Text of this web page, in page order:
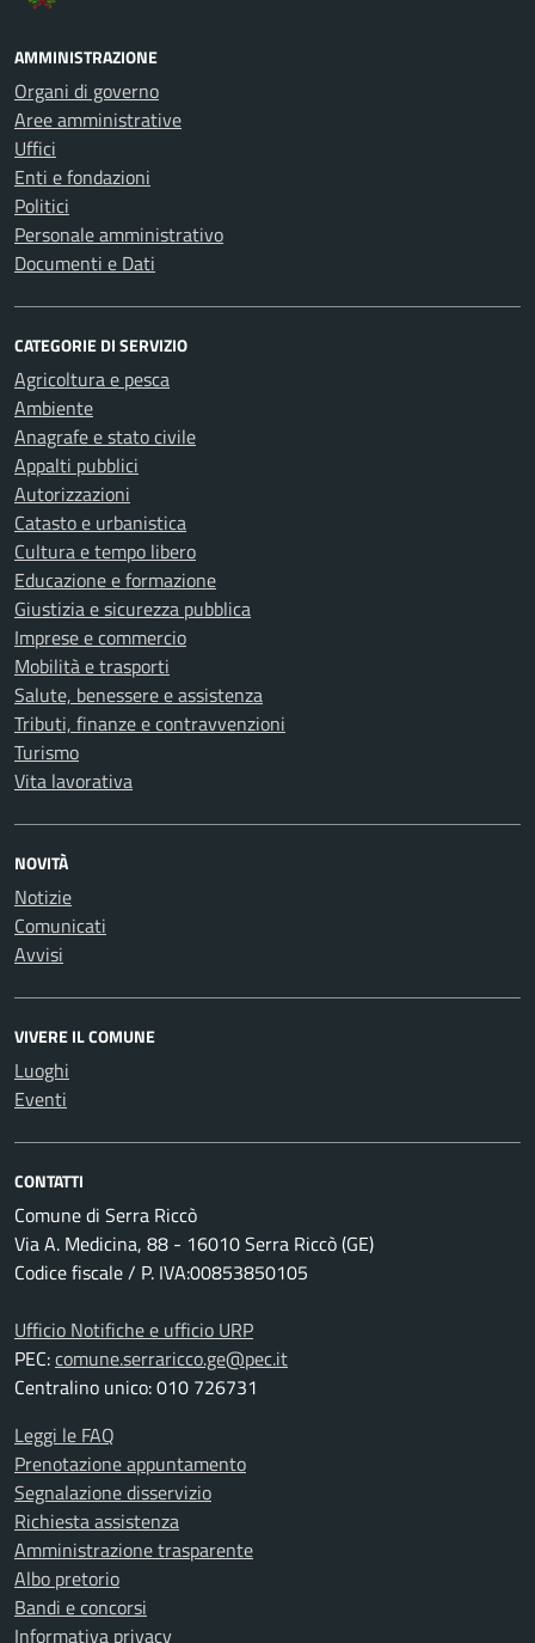
AMMINISTRAZIONE
Organi di governo
Aree amministrative
Uffici
Enti e fondazioni
Politici
Personale amministrativo
Documenti e Dati
CATEGORIE DI SERVIZIO
Agricoltura e pesca
Ambiente
Anagrafe e stato civile
Appalti pubblici
Autorizzazioni
Catasto e urbanistica
Cultura e tempo libero
Educazione e formazione
Giustizia e sicurezza pubblica
Imprese e commercio
Mobilità e trasporti
Salute, benessere e assistenza
Tributi, finanze e contravvenzioni
Turismo
Vita lavorativa
NOVITÀ
Notizie
Comunicati
Avvisi
VIVERE IL COMUNE
Luoghi
Eventi
CONTATTI
Comune di Serra Riccò
Via A. Medicina, 88 - 16010 Serra Riccò (GE)
Codice fiscale / P. IVA:00853850105
Ufficio Notifiche e ufficio URP
PEC:comune.serraricco.ge@pec.it
Centralino unico: 010 726731
Leggi le FAQ
Prenotazione appuntamento
Segnalazione disservizio
Richiesta assistenza
Amministrazione trasparente
Albo pretorio
Bandi e concorsi
Informativa privacy